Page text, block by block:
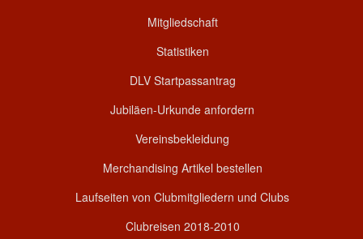
Mitgliedschaft
Statistiken
DLV Startpassantrag
Jubiläen-Urkunde anfordern
Vereinsbekleidung
Merchandising Artikel bestellen
Laufseiten von Clubmitgliedern und Clubs
Clubreisen 2018-2010